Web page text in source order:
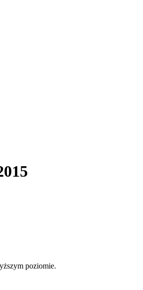
poziomie.